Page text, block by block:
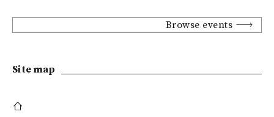
Browse events
Site map